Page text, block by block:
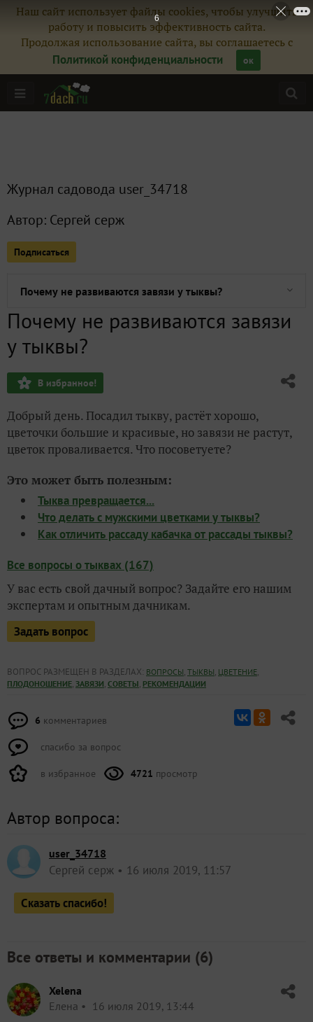
Наш сайт использует файлы cookies, чтобы улучшить
работу и повысить эффективность сайта.
Продолжая использование сайта, вы соглашаетесь с
Политикой конфиденциальности
ок
Журнал садовода user_34718
Автор: Сергей серж
Подписаться
Все публикации
Сейчас обсуждают
Почему не развиваются завязи у тыквы?
Почему не развиваются завязи
у тыквы?
В избранное!
Добрый день. Посадил тыкву, растёт хорошо,
цветочки большие и красивые, но завязи не растут,
цветок проваливается. Что посоветуете?
Это может быть полезным:
Тыква превращается...
Что делать с мужскими цветками у тыквы?
Как отличить рассаду кабачка от рассады тыквы?
Все вопросы о тыквах (167)
У вас есть свой дачный вопрос? Задайте его нашим
экспертам и опытным дачникам.
Задать вопрос
ВОПРОС РАЗМЕЩЕН В РАЗДЕЛАХ: ВОПРОСЫ, ТЫКВЫ, ЦВЕТЕНИЕ,
ПЛОДОНОШЕНИЕ, ЗАВЯЗИ, СОВЕТЫ, РЕКОМЕНДАЦИИ
6 комментариев
спасибо за вопрос
в избранное 4721 просмотр
Автор вопроса:
user_34718
Сергей серж 16 июля 2019, 11:57
Сказать спасибо!
Все ответы и комментарии (6)
Xelena
Елена
16 июля 2019, 13:44
6